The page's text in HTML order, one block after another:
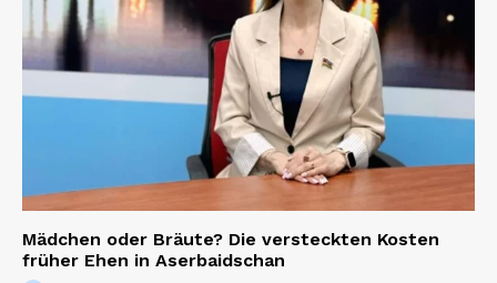
Mädchen oder Bräute? Die versteckten Kosten
früher Ehen in Aserbaidschan